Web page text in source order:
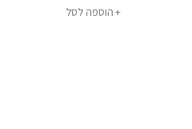
הוספה לסל